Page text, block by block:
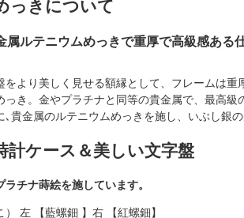
っきについて
属ルテニウムめっきで重厚で高級感ある
をより美しく見せる額縁として、フレームは
っき。金やプラチナと同等の貴金属で、最高
､貴金属のルテニウムめっきを施し、いぶし銀
計ケース＆美しい文字盤
チナ蒔絵を施しています。